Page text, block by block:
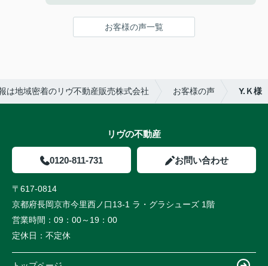
お客様の声一覧
は地域密着のリヴ不動産販売株式会社 お客様の声 Y.Ｋ様
リヴの不動産
0120-811-731 お問い合わせ
〒617-0814
京都府長岡京市今里西ノ口13-1 ラ・グラシューズ 1階
営業時間： 09：00～19：00
定休日： 不定休